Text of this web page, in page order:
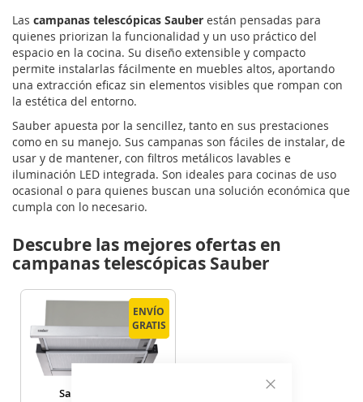
Las campanas telescópicas Sauber están pensadas para
quienes priorizan la funcionalidad y un uso práctico del
espacio en la cocina. Su diseño extensible y compacto
permite instalarlas fácilmente en muebles altos, aportando
una extracción eficaz sin elementos visibles que rompan con
la estética del entorno.
Sauber apuesta por la sencillez, tanto en sus prestaciones
como en su manejo. Sus campanas son fáciles de instalar, de
usar y de mantener, con filtros metálicos lavables e
iluminación LED integrada. Son ideales para cocinas de uso
ocasional o para quienes buscan una solución económica que
cumpla con lo necesario.
Descubre las mejores ofertas en
campanas telescópicas Sauber
ENVÍO
GRATIS
ENVÍO
GRATIS
Sauber SCTC60I